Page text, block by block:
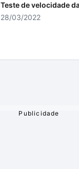
Teste de velocidade
28/03/2022